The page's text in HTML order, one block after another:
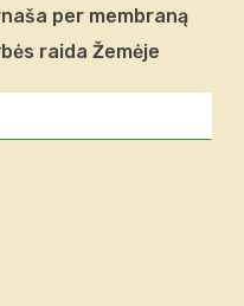
per membraną
raida Žemėje